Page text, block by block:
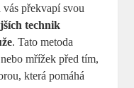
překvapí svou
technik
. Tato metoda
mřížek před tím,
která pomáhá